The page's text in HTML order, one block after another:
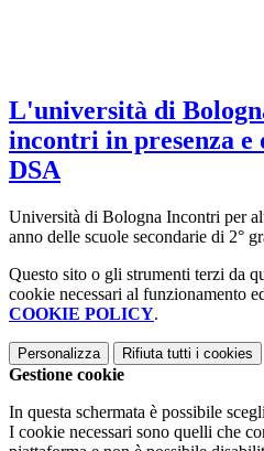
L'università di
incontri in presenza
DSA
Università di Bologna Incontri per
anno delle scuole secondarie di 2°
Questo sito o gli strumenti terzi da
cookie necessari al funzionamento
COOKIE POLICY.
Personalizza Rifiuta tutti i cookies
Gestione cookie
In questa schermata è possibile
I cookie necessari sono quelli che